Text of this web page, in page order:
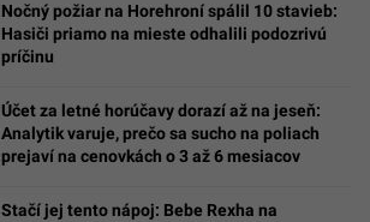
Nočný požiar na Horehroní spálil 10 stavieb:
Hasiči priamo na mieste odhalili podozrivú
príčinu
Účet za letné horúčavy dorazí až na jeseň:
Analytik varuje, prečo sa sucho na poliach
prejaví na cenovkách o 3 až 6 mesiacov
Stačí jej tento nápoj: Bebe Rexha na